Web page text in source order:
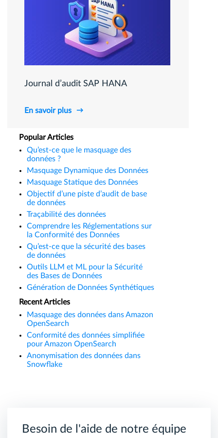
Journal d’audit SAP HANA
En savoir plus
Popular Articles
Qu’est-ce que le masquage des
données ?
Masquage Dynamique des Données
Masquage Statique des Données
Objectif d’une piste d’audit de base
de données
Traçabilité des données
Comprendre les Réglementations sur
la Conformité des Données
Qu’est-ce que la sécurité des bases
de données
Outils LLM et ML pour la Sécurité
des Bases de Données
Génération de Données Synthétiques
Recent Articles
Masquage des données dans Amazon
OpenSearch
Conformité des données simplifiée
pour Amazon OpenSearch
Anonymisation des données dans
Snowflake
Besoin de l'aide de notre équipe